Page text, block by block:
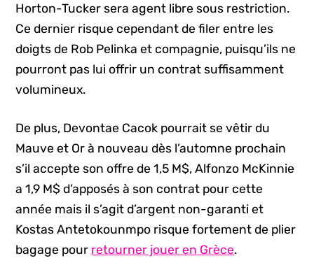
Horton-Tucker sera agent libre sous restriction.
Ce dernier risque cependant de filer entre les
doigts de Rob Pelinka et compagnie, puisqu’ils ne
pourront pas lui offrir un contrat suffisamment
volumineux.
De plus, Devontae Cacok pourrait se vêtir du
Mauve et Or à nouveau dès l’automne prochain
s’il accepte son offre de 1,5 M$, Alfonzo McKinnie
a 1,9 M$ d’apposés à son contrat pour cette
année mais il s’agit d’argent non-garanti et
Kostas Antetokounmpo risque fortement de plier
bagage pour retourner jouer en Grèce.